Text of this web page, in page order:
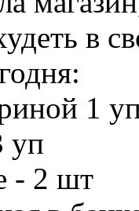
в
1
уп
- 2 шт